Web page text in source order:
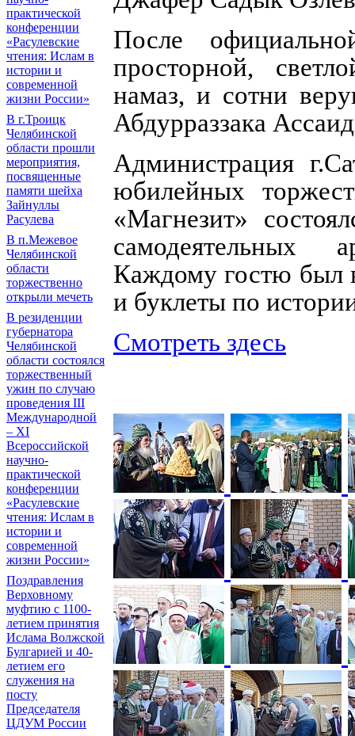
практической
конференции
«Расулевские
чтения: Ислам в
истории и
современной
жизни России»
В г.Троицк
Челябинской
области прошли
мероприятия,
посвященные
памяти шейха
Зайнуллы
Расулева
В п.Межевое
Челябинской
области
торжественно
открыли мечеть
В резиденции
губернатора
Челябинской
области состоялся
торжественный
ужин по случаю
проведения III
Международной
– XI
Всероссийской
научно-
практической
конференции
«Расулевские
чтения: Ислам в
истории и
современной
жизни России»
Поздравления
Верховному
муфтию с 1100-
летием принятия
Ислама Волжской
Булгарией и 40-
летием его
служения на
посту
Председателя
ЦДУМ России
После
просторной,
намаз, и сотни
Абдурраззака
Администрация
юбилейных
«Магнезит»
самодеятельных
Каждому гостю был
и буклеты по
Смотреть здесь